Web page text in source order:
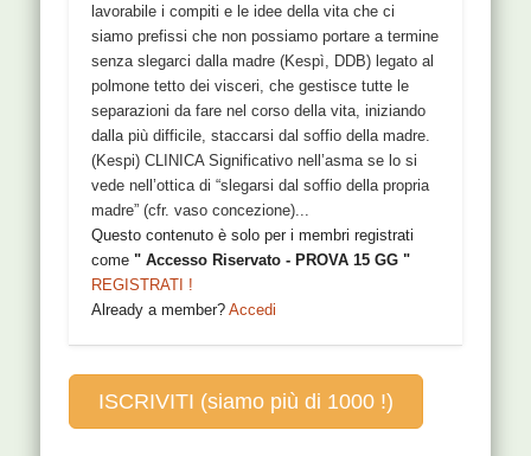
lavorabile i compiti e le idee della vita che ci
siamo prefissi che non possiamo portare a termine
senza slegarci dalla madre (Kespì, DDB) legato al
polmone tetto dei visceri, che gestisce tutte le
separazioni da fare nel corso della vita, iniziando
dalla più difficile, staccarsi dal soffio della madre.
(Kespi) CLINICA Significativo nell’asma se lo si
vede nell’ottica di “slegarsi dal soffio della propria
madre” (cfr. vaso concezione)...
Questo contenuto è solo per i membri registrati
come" Accesso Riservato - PROVA 15 GG "
REGISTRATI !
Already a member?Accedi
ISCRIVITI (siamo più di 1000 !)